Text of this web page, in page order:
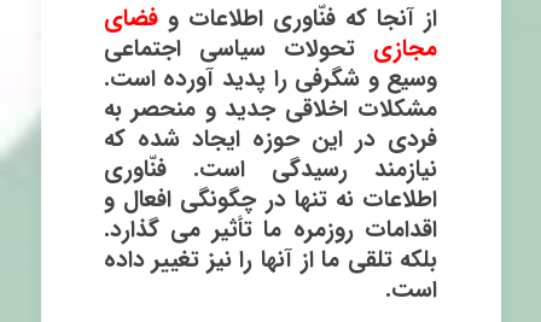
از آنجا که فنّاوری اطلاعات وفضای
مجازی تحولات سیاسی اجتماعی
وسیع و شگرفی را پدید آورده است.
مشکلات اخلاقی جدید و منحصر به
فردی در این حوزه ایجاد شده که
نیازمند رسیدگی است. فنّاوری
اطلاعات نه تنها در چگونگی افعال و
اقدامات روزمره ما تأثیر می گذارد.
بلکه تلقی ما از آنها را نیز تغییر داده
است.